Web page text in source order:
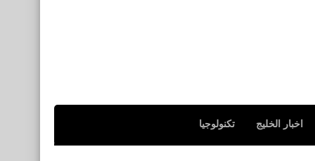
اخبار الخليج تكنولوجيا